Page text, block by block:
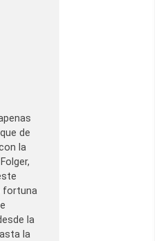
de
la
fortuna
la
la